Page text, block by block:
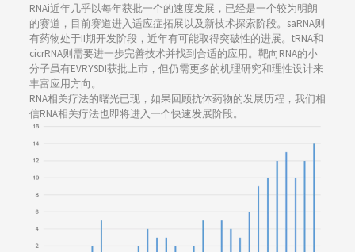
RNAi近年几乎以每年获批一个的速度发展，已经是一个较为明朗
的赛道，目前赛道进入适应症拓展以及新技术探索阶段。saRNA则
有药物处于II期开发阶段，近年有可能取得突破性的进展。tRNA和
cicrRNA则需要进一步完善技术并找到合适的应用。靶向RNA的小
分子虽有EVRYSDI获批上市，但仍需更多的机理研究和理性设计来
丰富应用方向。
RNA相关疗法的曙光已现，如果回顾抗体药物的发展历程，我们相
信RNA相关疗法也即将进入一个快速发展阶段。